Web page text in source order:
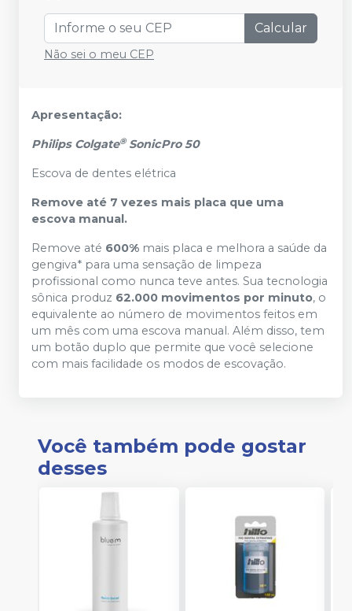
Calcular
Não sei o meu CEP
Apresentação:
Philips Colgate®SonicPro 50
Escova de dentes elétrica
Remove até 7 vezes mais placa que uma
escova manual.
Remove até 600% mais placa e melhora a saúde da
gengiva* para uma sensação de limpeza
profissional como nunca teve antes. Sua tecnologia
sônica produz 62.000 movimentos por minuto, o
equivalente ao número de movimentos feitos em
um mês com uma escova manual. Além disso, tem
um botão duplo que permite que você selecione
com mais facilidade os modos de escovação.
Você também pode gostar
desses